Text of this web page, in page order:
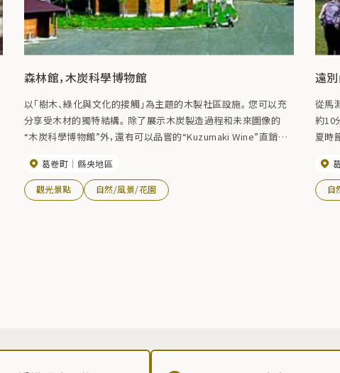
森林館，木炭科學博物館
以「樹木、綠化與文化的接觸」為主題的木製社區設施。 您可以充
分享受木材的獨特結構。 除了展示木炭製造過程和未來圖像的
“木炭科學博物館”外，還有可以品嘗的“Kuzumaki Wine”直銷店。
葛卷町 縣央地區
觀光景點 自然/風景/花園
遠
從馬
約10
夏時
閒
30分自